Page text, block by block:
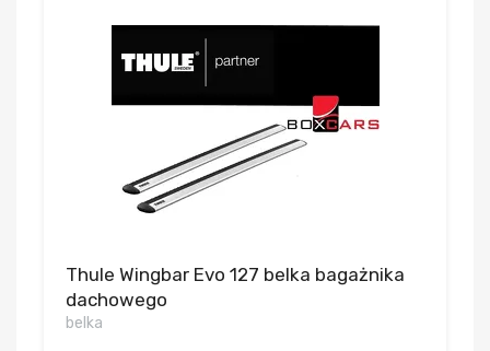
Thule Wingbar Evo 127 belka bagażnika
dachowego
belka